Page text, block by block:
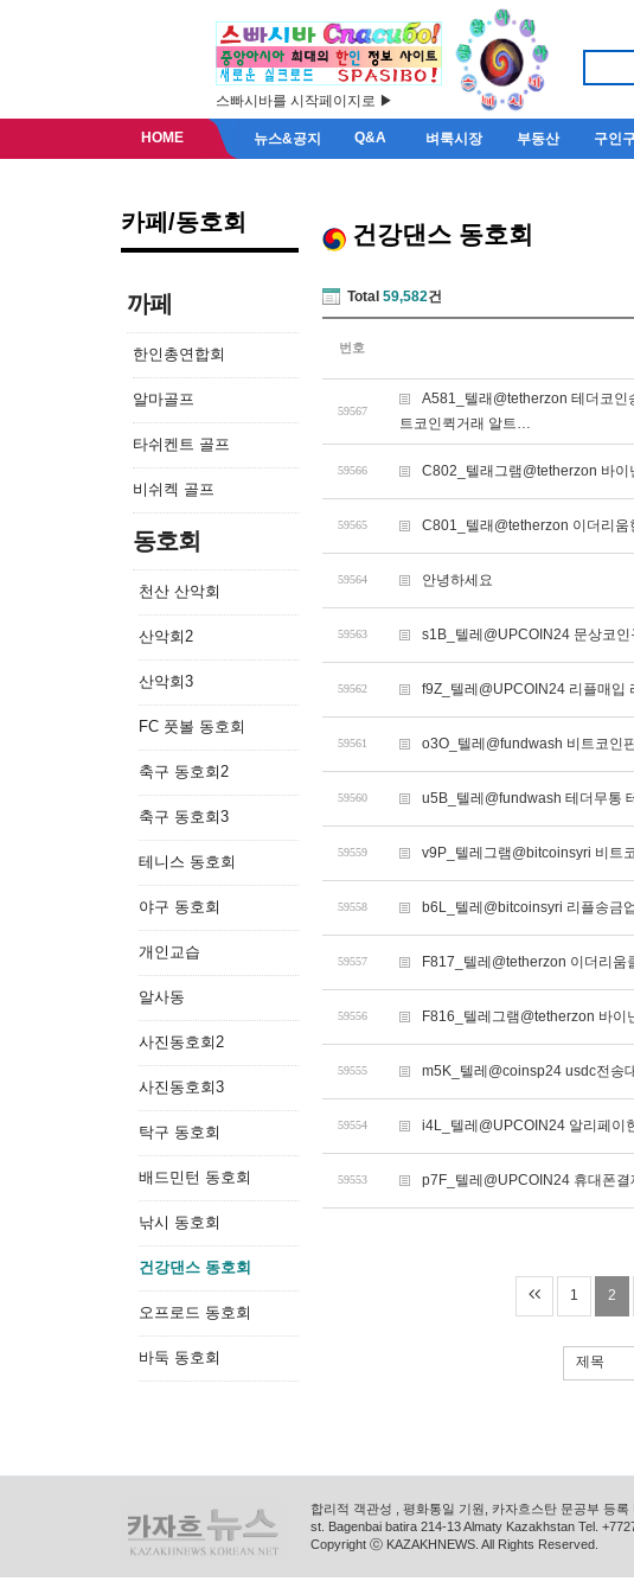
스빠시바를 시작페이지로 ▶
HOME 뉴스&공지 Q&A 벼룩시장 부동산 구인
카페/동호회
까페
한인총연합회
알마골프
타쉬켄트 골프
비쉬켁 골프
동호회
천산 산악회
산악회2
산악회3
FC 풋볼 동호회
축구 동호회2
축구 동호회3
테니스 동호회
야구 동호회
개인교습
알사동
사진동호회2
사진동호회3
탁구 동호회
배드민턴 동호회
낚시 동호회
건강댄스 동호회
오프로드 동호회
바둑 동호회
건강댄스 동호회
Total 59,582건
번호
59567
A581_텔래@tetherzon 테더코인
트코인퀵거래 알트…
59566 C802_텔래그램@tetherzon 바이
59565 C801_텔래@tetherzon 이더리움
59564 안녕하세요
59563 s1B_텔레@UPCOIN24 문상코
59562 f9Z_텔레@UPCOIN24 리플매입
59561 o3O_텔레@fundwash 비트코인
59560 u5B_텔레@fundwash 테더무통
59559 v9P_텔레그램@bitcoinsyri 비트
59558 b6L_텔레@bitcoinsyri 리플송금
59557 F817_텔레@tetherzon 이더리움
59556 F816_텔레그램@tetherzon 바이
59555 m5K_텔레@coinsp24 usdc전송
59554 i4L_텔레@UPCOIN24 알리페이
59553 p7F_텔레@UPCOIN24 휴대폰
1 2
제목
합리적 객관성 , 평화통일 기원, 카자흐스탄 문공부 등
st. Bagenbai batira 214-13 Almaty Kazakhstan Tel.
Copyright ⓒ KAZAKHNEWS. All Rights Reserved.